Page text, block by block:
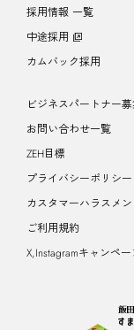
採用情報 一覧
中途採用
カムバック採用
ビジネスパートナー
お問い合わせ一覧
ZEH目標
プライバシーポリシー
カスタマーハラスメ
ご利用規約
X,Instagramキャンペ